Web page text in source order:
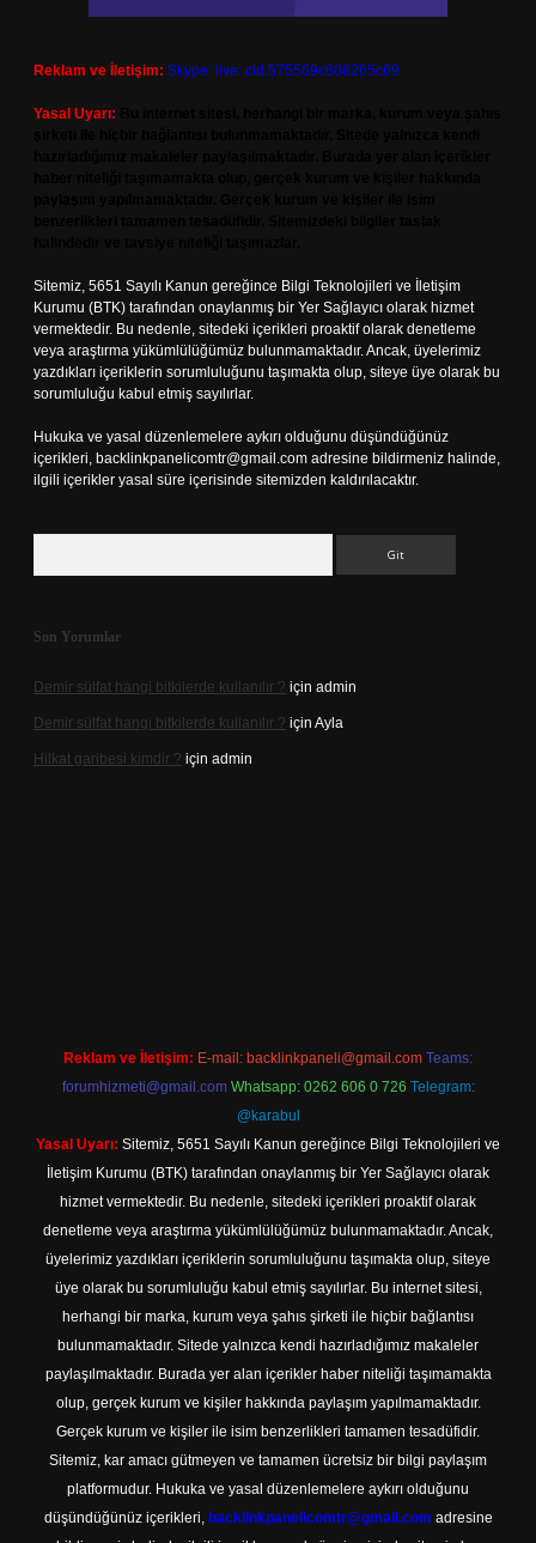
Reklam ve İletişim: Skype: live:.cid.575569c608265c69
Yasal Uyarı:
Sitemiz, 5651 Sayılı Kanun gereğince Bilgi Teknolojileri ve İletişim
Kurumu (BTK) tarafından onaylanmış bir Yer Sağlayıcı olarak hizmet
vermektedir. Bu nedenle, sitedeki içerikleri proaktif olarak denetleme
veya araştırma yükümlülüğümüz bulunmamaktadır. Ancak, üyelerimiz
yazdıkları içeriklerin sorumluluğunu taşımakta olup, siteye üye olarak bu
sorumluluğu kabul etmiş sayılırlar.
Hukuka ve yasal düzenlemelere aykırı olduğunu düşündüğünüz
içerikleri, backlinkpanelicomtr@gmail.com adresine bildirmeniz halinde,
ilgili içerikler yasal süre içerisinde sitemizden kaldırılacaktır.
Son Yorumlar
Demir sülfat hangi bitkilerde kullanılır ? için admin
Demir sülfat hangi bitkilerde kullanılır ? için Ayla
Hilkat garibesi kimdir ? için admin
Reklam ve İletişim: E-mail: backlinkpaneli@gmail.com Teams:
forumhizmeti@gmail.com Whatsapp: 0262 606 0 726 Telegram:
@karabul
Yasal Uyarı: Sitemiz, 5651 Sayılı Kanun gereğince Bilgi Teknolojileri ve
İletişim Kurumu (BTK) tarafından onaylanmış bir Yer Sağlayıcı olarak
hizmet vermektedir. Bu nedenle, sitedeki içerikleri proaktif olarak
denetleme veya araştırma yükümlülüğümüz bulunmamaktadır. Ancak,
üyelerimiz yazdıkları içeriklerin sorumluluğunu taşımakta olup, siteye
üye olarak bu sorumluluğu kabul etmiş sayılırlar. Bu internet sitesi,
herhangi bir marka, kurum veya şahıs şirketi ile hiçbir bağlantısı
bulunmamaktadır. Sitede yalnızca kendi hazırladığımız makaleler
paylaşılmaktadır. Burada yer alan içerikler haber niteliği taşımamakta
olup, gerçek kurum ve kişiler hakkında paylaşım yapılmamaktadır.
Gerçek kurum ve kişiler ile isim benzerlikleri tamamen tesadüfidir.
Sitemiz, kar amacı gütmeyen ve tamamen ücretsiz bir bilgi paylaşım
platformudur. Hukuka ve yasal düzenlemelere aykırı olduğunu
düşündüğünüz içerikleri, backlinkpanelicomtr@gmail.com adresine